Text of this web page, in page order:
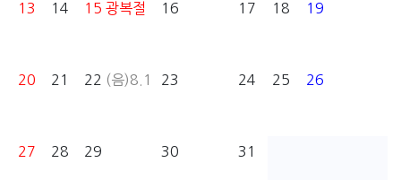
13 14 15 광복절 16 17 18 19
20 21 22 (음)8.1 23 24 25 26
27 28 29 30 31